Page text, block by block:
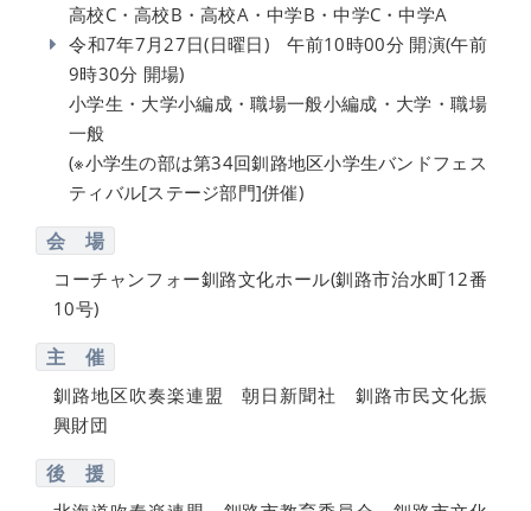
高校C・高校B・高校A・中学B・中学C・中学A
令和7年7月27日(日曜日) 午前10時00分 開演(午前
9時30分 開場)
小学生・大学小編成・職場一般小編成・大学・職場
一般
(※小学生の部は第34回釧路地区小学生バンドフェス
ティバル[ステージ部門]併催)
会 場
コーチャンフォー釧路文化ホール(釧路市治水町12番
10号)
主 催
釧路地区吹奏楽連盟 朝日新聞社 釧路市民文化振
興財団
後 援